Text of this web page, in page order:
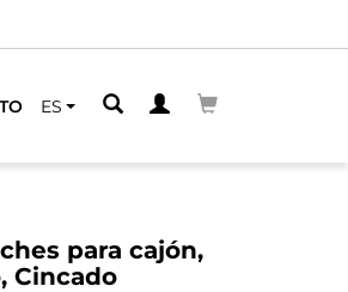
ES
para cajón,
Cincado